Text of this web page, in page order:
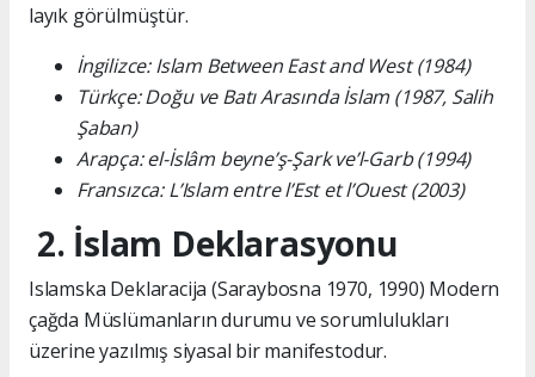
layık görülmüştür.
İngilizce: Islam Between East and West (1984)
Türkçe: Doğu ve Batı Arasında İslam (1987, Salih
Şaban)
Arapça: el-İslâm beyne’ş-Şark ve’l-Garb (1994)
Fransızca: L’Islam entre l’Est et l’Ouest (2003)
2. İslam Deklarasyonu
Islamska Deklaracija (Saraybosna 1970, 1990) Modern
çağda Müslümanların durumu ve sorumlulukları
üzerine yazılmış siyasal bir manifestodur.